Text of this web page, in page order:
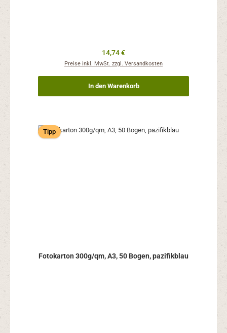
Regulärer Preis:
14,74 €
Preise inkl. MwSt. zzgl. Versandkosten
In den Warenkorb
Tipp
Fotokarton 300g/qm, A3, 50 Bogen, pazifikblau